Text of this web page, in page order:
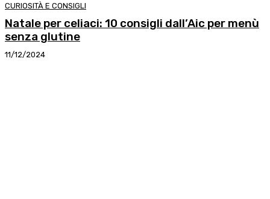
CURIOSITÀ E CONSIGLI
Natale per celiaci: 10 consigli dall’Aic per menù
senza glutine
11/12/2024